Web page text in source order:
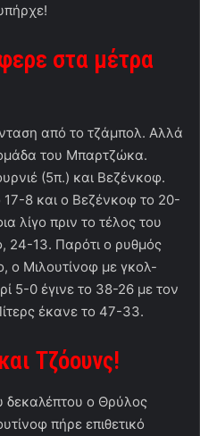
στα μέτρα
από το τζάμπολ. Αλλά
του Μπαρτζώκα.
(5π.) και Βεζένκοφ.
17-8 και ο Βεζένκοφ το 20-
λίγο πριν το τέλος του
24-13. Παρότι ο ρυθμός
ο Μιλουτίνοφ με γκολ-
5-0 έγινε το 38-26 με τον
έκανε το 47-33.
Τζόουνς!
δεκαλέπτου ο Θρύλος
πήρε επιθετικό